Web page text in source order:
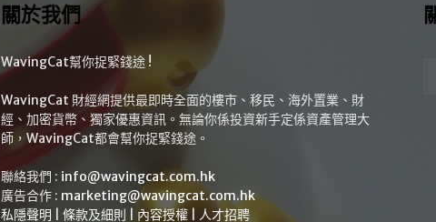
關於我們
WavingCat幫你捉緊錢途 !
WavingCat 財經網提供最即時全面的樓市、移民、海外置業、財
經、加密貨幣、獨家優惠資訊。無論你係投資新手定係資產管理大
師，WavingCat都會幫你捉緊錢途。
聯絡我們 : info@wavingcat.com.hk
廣告合作 : marketing@wavingcat.com.hk
私隱聲明
條款及細則 內容授權 人才招聘